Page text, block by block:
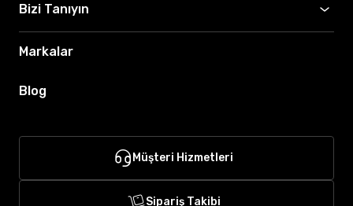
Bizi Tanıyın
Markalar
Blog
Müşteri Hizmetleri
Sipariş Takibi